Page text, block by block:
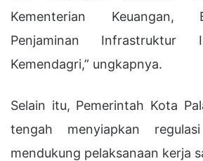
Kementerian Keuangan,
Penjaminan Infrastruktur
Kemendagri,” ungkapnya.
Selain itu, Pemerintah Kota
tengah menyiapkan
mendukung pelaksanaan kerja